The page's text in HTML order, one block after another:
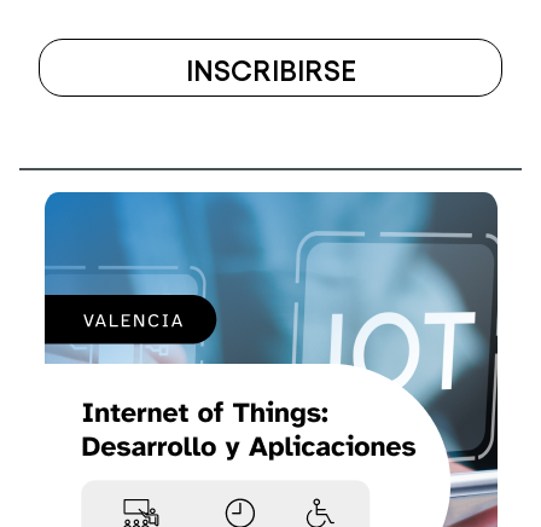
INSCRIBIRSE
A
CURSO
BACK-
END